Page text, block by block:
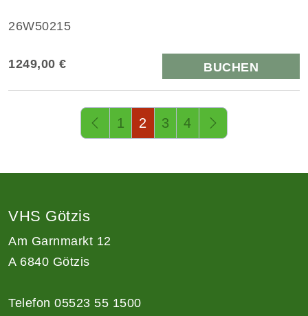
26W50215
1249,00 € BUCHEN
1 2 3 4
VHS Götzis
Am Garnmarkt 12
A 6840 Götzis
Telefon 05523 55 1500